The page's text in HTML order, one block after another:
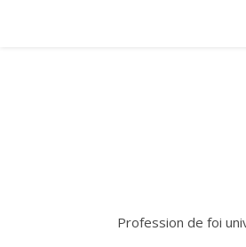
Profession de foi